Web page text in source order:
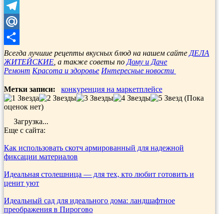
Viber
Telegram
Mail.Ru
Отправить
Всегда лучшие рецепты вкусных блюд на нашем сайте ДЕЛА
ЖИТЕЙСКИЕ , а также советы по Дому и Даче
Ремонт Красота и здоровье Интересные новости
Метки записи:
конкуренция на маркетплейсе
(Пока
оценок нет)
Загрузка...
Еще с сайта:
Как использовать скотч армированный для надежной
фиксации материалов
Идеальная столешница — для тех, кто любит готовить и
ценит уют
Идеальный сад для идеального дома: ландшафтное
преображения в Пирогово